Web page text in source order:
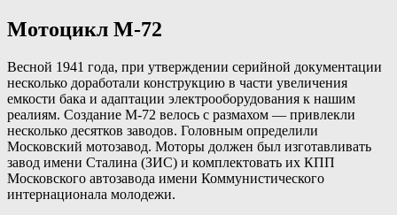
Мотоцикл М-72
Весной 1941 года, при утверждении серийной документации
несколько доработали конструкцию в части увеличения
емкости бака и адаптации электрооборудования к нашим
реалиям. Создание М-72 велось с размахом — привлекли
несколько десятков заводов. Головным определили
Московский мотозавод. Моторы должен был изготавливать
завод имени Сталина (ЗИС) и комплектовать их КПП
Московского автозавода имени Коммунистического
интернационала молодежи.